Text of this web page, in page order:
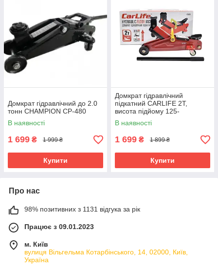
Домкрат гідравлічний до 2.0
тонн CHAMPION CP-480
В наявності
1 699 ₴ 1 999 ₴
Купити
Домкрат гідравлічний
підкатний CARLIFE 2Т,
висота підйому 125-
305мм,картонна упаковка
В наявності
1 699 ₴ 1 899 ₴
Купити
Про нас
98% позитивних з 1131 відгука за рік
Працює з 09.01.2023
м. Київ
вулиця Вільгельма Котарбінського, 14, 02000, Київ,
Україна